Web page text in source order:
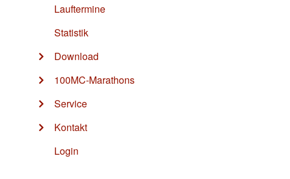
Lauftermine
Statistik
Download
100MC-Marathons
Service
Kontakt
Login